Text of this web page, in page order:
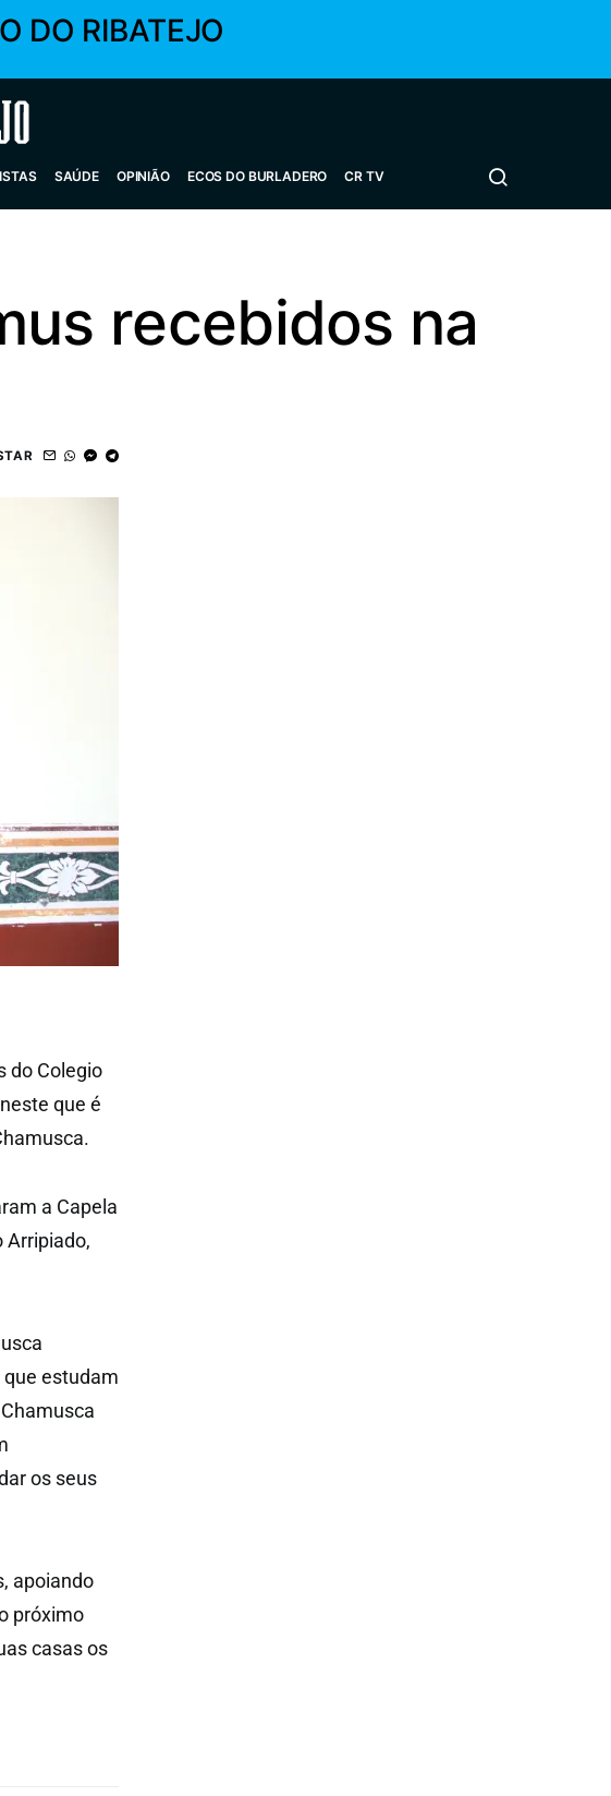
DO RIBATEJO
SAÚDE OPINIÃO ECOS DO BURLADERO CR TV
recebidos na
do Colegio
que é
a Capela
Arripiado,
estudam
os seus
apoiando
próximo
casas os